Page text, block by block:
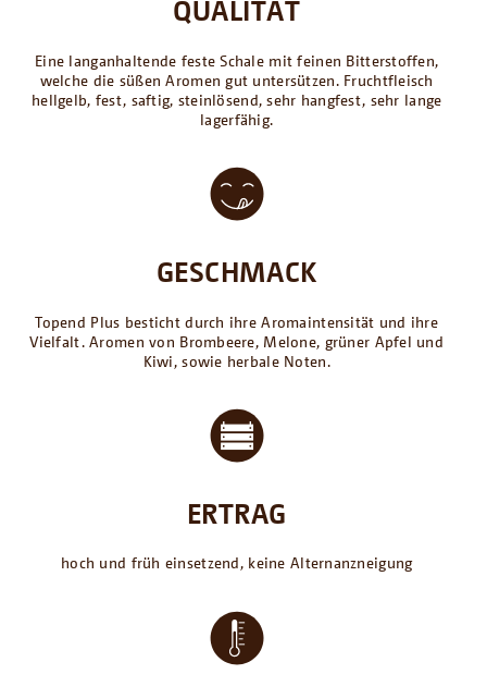
QUALITÄT
Eine langanhaltende feste Schale mit feinen Bitterstoffen,
welche die süßen Aromen gut untersützen. Fruchtfleisch
hellgelb, fest, saftig, steinlösend, sehr hangfest, sehr lange
lagerfähig.
GESCHMACK
Topend Plus besticht durch ihre Aromaintensität und ihre
Vielfalt. Aromen von Brombeere, Melone, grüner Apfel und
Kiwi, sowie herbale Noten.
ERTRAG
hoch und früh einsetzend, keine Alternanzneigung